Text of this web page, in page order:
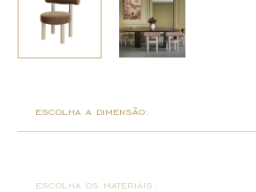
escolha a dimensão:
escolha os materiais: